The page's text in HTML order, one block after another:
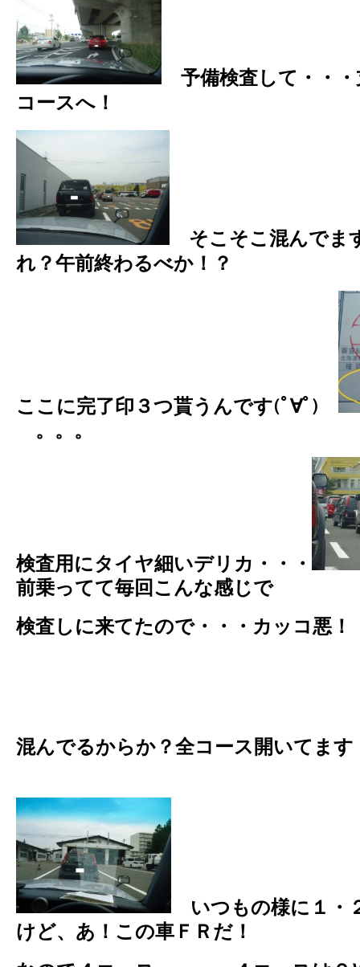
予備検査して・・
コースへ！
そこそこ混んでま
れ？午前終わるべか！？
ここに完了印３つ貰うんです(ﾟ∀ﾟ)
。。。
検査用にタイヤ細いデリカ・・・
前乗ってて毎回こんな感じで
検査しに来てたので・・・カッコ
混んでるからか？全コース開いてま
いつもの様に１・
けど、あ！この車ＦＲだ！